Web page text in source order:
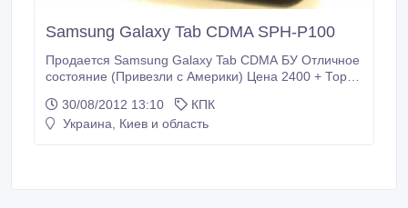
Samsung Galaxy Tab CDMA SPH-P100
Продается Samsung Galaxy Tab CDMA БУ Отличное
состояние (Привезли с Америки) Цена 2400 + Торг
Александр Характеристики Производитель:
Samsung Модель: Galaxy Tab CDMA Другие
30/08/2012 13:10
КПК
Украина, Киев и область